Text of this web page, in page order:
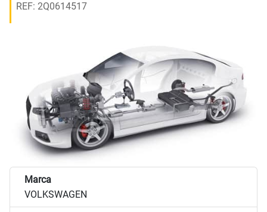
REF: 2Q0614517
Marca
VOLKSWAGEN